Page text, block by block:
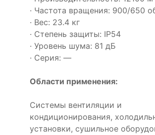
· Частота вращения: 900/650
· Вес: 23.4 кг
· Степень защиты: IP54
· Уровень шума: 81 дБ
· Серия: —
Области применения:
Системы вентиляции и
кондиционирования,
установки, сушильное